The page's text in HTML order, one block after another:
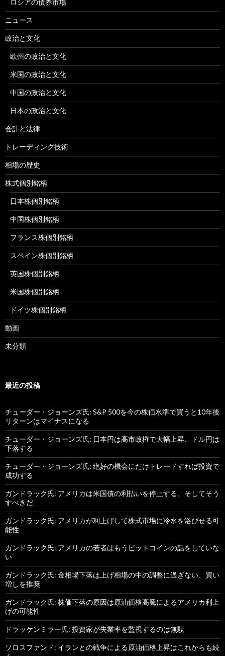
ロシアの債券市場
ニュース
政治と文化
欧州の政治と文化
米国の政治と文化
中国の政治と文化
日本の政治と文化
会計と法律
トレーディング技術
相場の歴史
株式個別銘柄
日本株個別銘柄
中国株個別銘柄
フランス株個別銘柄
スペイン株個別銘柄
英国株個別銘柄
米国株個別銘柄
ドイツ株個別銘柄
動画
未分類
最近の投稿
チューダー・ジョーンズ氏: S&P 500を今の株価水準で買うと10年後
リターンはマイナスになる
チューダー・ジョーンズ氏: 日本円は高市政権で大幅上昇、ドル円は
下落する
チューダー・ジョーンズ氏: 絶好の機会にだけトレードすれば投資で
成功する
ガンドラック氏: アメリカは米国債の利払いを停止する、そしてそう
すべきだ
ガンドラック氏: アメリカが利上げして株式市場に冷水を浴びせる可
能性
ガンドラック氏: アメリカの若者はもうビットコインの話をしていな
い
ガンドラック氏: 金相場下落は上げ相場の中の調整に過ぎない、買い
増しを推奨
ガンドラック氏: 株価下落の原因は原油価格高騰によるアメリカ利上
げの可能性
ドラッケンミラー氏: 投資家が失業率を監視するのは無駄
ソロスファンド: イランとの戦争による原油価格上昇はこれからも続